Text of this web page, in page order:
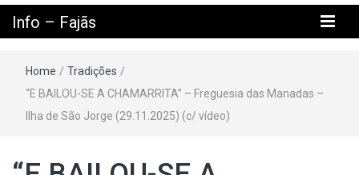
Info – Fajãs
Home / Tradições /
“E BAILOU-SE A CHAMARRITA” – Freguesia das Manadas –
Ilha de São Jorge (29.11.2025) (c/ vídeo)